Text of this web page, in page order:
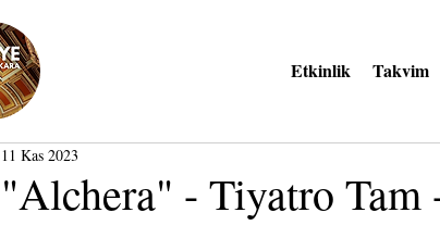
Etkinlik Takvim
"Alchera" - Tiyatro Tam
11 Kas 2023